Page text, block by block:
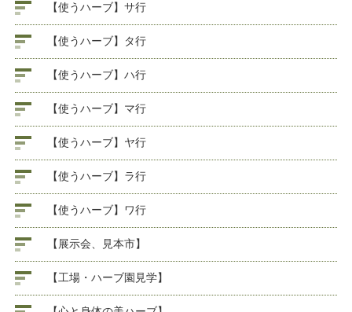
【使うハーブ】サ行
【使うハーブ】タ行
【使うハーブ】ハ行
【使うハーブ】マ行
【使うハーブ】ヤ行
【使うハーブ】ラ行
【使うハーブ】ワ行
【展示会、見本市】
【工場・ハーブ園見学】